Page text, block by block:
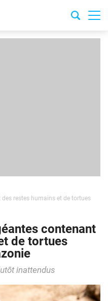
restes humains et de tortues
contenant
de tortues
inattendus